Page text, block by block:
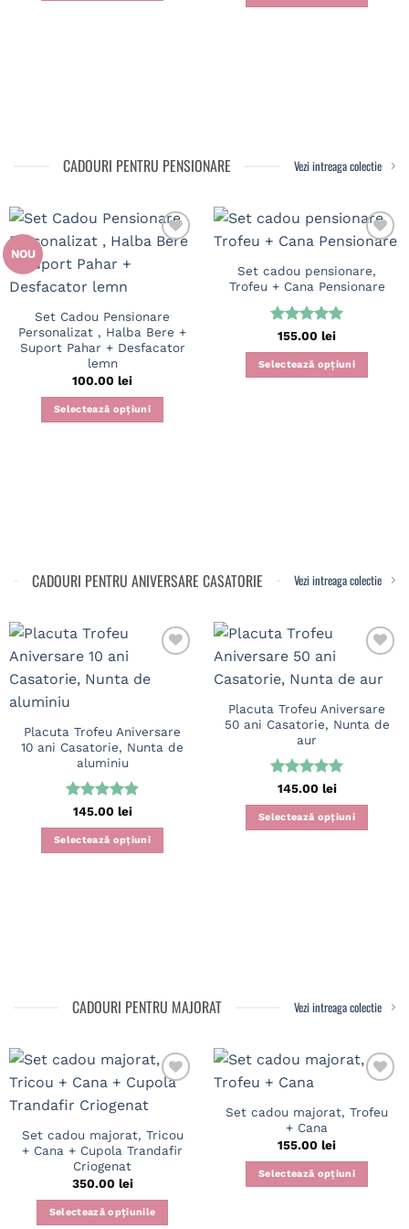
fi
pagina
produsului.
CADOURI PENTRU PENSIONARE Vezi intreaga colectie
NOU
Set Cadou Pensionare
Personalizat , Halba Bere +
Suport Pahar + Desfacator
lemn
100.00 lei
Selectează opțiuni
Set cadou pensionare,
Trofeu + Cana Pensionare
Evaluat la
5din 5
155.00 lei
Selectează opțiuni
CADOURI PENTRU ANIVERSARE CASATORIE Vezi intreaga colectie
Placuta Trofeu Aniversare
10 ani Casatorie, Nunta de
aluminiu
Evaluat la
4.83din 5
145.00 lei
Selectează opțiuni
fi
în
pagina
produsului.
Placuta Trofeu Aniversare
50 ani Casatorie, Nunta de
aur
Evaluat la
4.97din 5
145.00 lei
Selectează opțiuni
alese
produsului.
CADOURI PENTRU MAJORAT Vezi intreaga colectie
Set cadou majorat, Tricou
+ Cana + Cupola Trandafir
Criogenat
350.00 lei
Selectează opțiunile
Set cadou majorat, Trofeu
+ Cana
155.00 lei
Selectează opțiuni